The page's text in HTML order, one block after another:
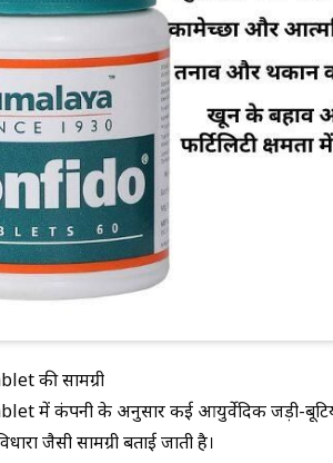
की सामग्री
में कंपनी के अनुसार कई आयुर्वेदिक जड़ी-बूटियाँ
जैसी सामग्री बताई जाती है।